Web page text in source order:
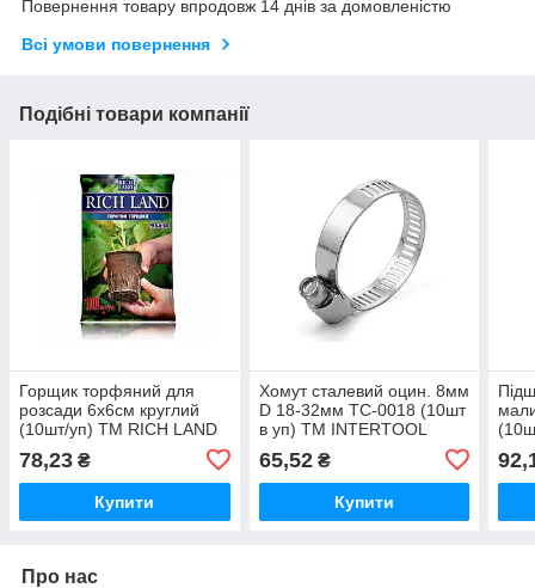
Повернення товару впродовж 14 днів за домовленістю
Всі умови повернення
Подібні товари компанії
Горщик торфяний для
розсади 6х6см круглий
(10шт/уп) ТМ RICH LAND
78,23 ₴
Купити
Хомут сталевий оцин. 8мм
D 18-32мм TC-0018 (10шт
в уп) ТМ INTERTOOL
65,52₴
Купити
Про нас